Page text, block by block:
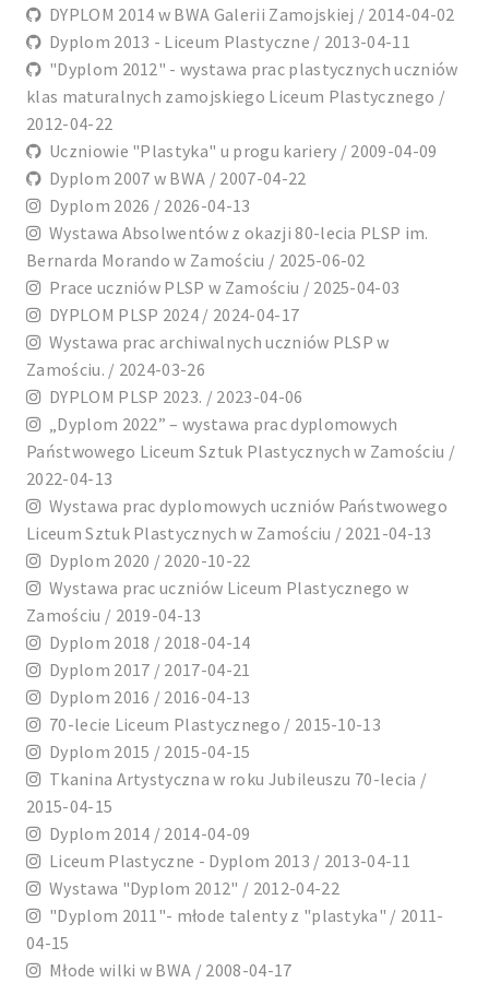
DYPLOM 2014 w BWA Galerii Zamojskiej / 2014-04-02
Dyplom 2013 - Liceum Plastyczne / 2013-04-11
"Dyplom 2012" - wystawa prac plastycznych uczniów
klas maturalnych zamojskiego Liceum Plastycznego /
2012-04-22
Uczniowie "Plastyka" u progu kariery / 2009-04-09
Dyplom 2007 w BWA / 2007-04-22
Dyplom 2026 / 2026-04-13
Wystawa Absolwentów z okazji 80-lecia PLSP im.
Bernarda Morando w Zamościu / 2025-06-02
Prace uczniów PLSP w Zamościu / 2025-04-03
DYPLOM PLSP 2024 / 2024-04-17
Wystawa prac archiwalnych uczniów PLSP w
Zamościu. / 2024-03-26
DYPLOM PLSP 2023. / 2023-04-06
„Dyplom 2022” – wystawa prac dyplomowych
Państwowego Liceum Sztuk Plastycznych w Zamościu /
2022-04-13
Wystawa prac dyplomowych uczniów Państwowego
Liceum Sztuk Plastycznych w Zamościu / 2021-04-13
Dyplom 2020 / 2020-10-22
Wystawa prac uczniów Liceum Plastycznego w
Zamościu / 2019-04-13
Dyplom 2018 / 2018-04-14
Dyplom 2017 / 2017-04-21
Dyplom 2016 / 2016-04-13
70-lecie Liceum Plastycznego / 2015-10-13
Dyplom 2015 / 2015-04-15
Tkanina Artystyczna w roku Jubileuszu 70-lecia /
2015-04-15
Dyplom 2014 / 2014-04-09
Liceum Plastyczne - Dyplom 2013 / 2013-04-11
Wystawa "Dyplom 2012" / 2012-04-22
"Dyplom 2011"- młode talenty z "plastyka" / 2011-
04-15
Młode wilki w BWA / 2008-04-17